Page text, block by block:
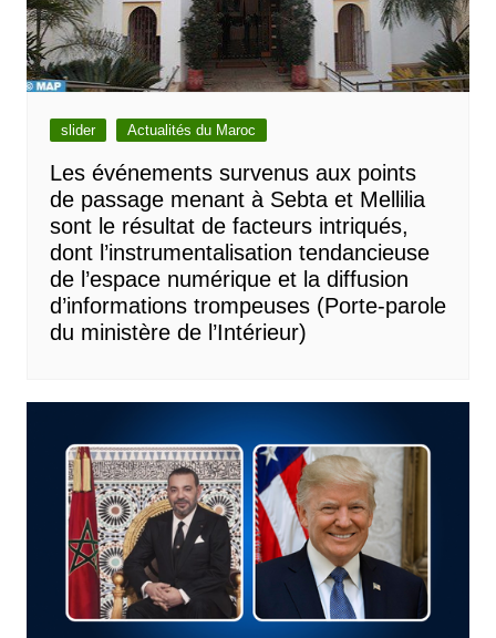
slider Actualités du Maroc
Les événements survenus aux points
de passage menant à Sebta et Mellilia
sont le résultat de facteurs intriqués,
dont l’instrumentalisation tendancieuse
de l’espace numérique et la diffusion
d’informations trompeuses (Porte-parole
du ministère de l’Intérieur)